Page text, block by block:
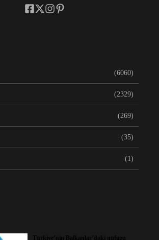
(6060)
(2329)
(269)
(35)
(1)
Türkiye’nin Balkanlar’daki nüfuzu